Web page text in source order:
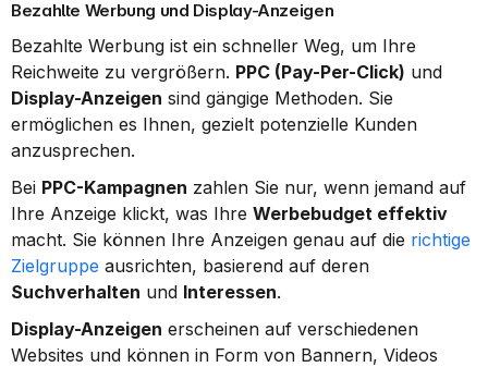
Bezahlte Werbung und Display-Anzeigen
Bezahlte Werbung ist ein schneller Weg, um Ihre
Reichweite zu vergrößern. PPC (Pay-Per-Click)
Display-Anzeigen sind gängige Methoden. Sie
ermöglichen es Ihnen, gezielt potenzielle Kunden
anzusprechen.
Bei PPC-Kampagnen zahlen Sie nur, wenn jemand auf
Ihre Anzeige klickt, was Ihre Werbebudget effektiv
macht. Sie können Ihre Anzeigen genau auf die richtige
Zielgruppe
Suchverhalten und Interessen.
Display-Anzeigen erscheinen auf verschiedenen
Websites und können in Form von Bannern, Videos